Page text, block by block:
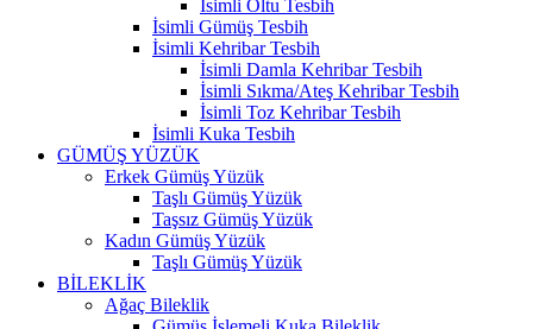
İsimli Oltu Tesbih
İsimli Gümüş Tesbih
İsimli Kehribar Tesbih
İsimli Damla Kehribar Tesbih
İsimli Sıkma/Ateş Kehribar Tesbih
İsimli Toz Kehribar Tesbih
İsimli Kuka Tesbih
GÜMÜŞ YÜZÜK
Erkek Gümüş Yüzük
Taşlı Gümüş Yüzük
Taşsız Gümüş Yüzük
Kadın Gümüş Yüzük
Taşlı Gümüş Yüzük
BİLEKLİK
Ağaç Bileklik